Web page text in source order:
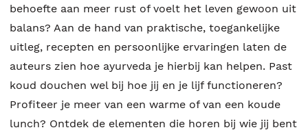
behoefte aan meer rust of voelt het leven gewoon uit
balans? Aan de hand van praktische, toegankelijke
uitleg, recepten en persoonlijke ervaringen laten de
auteurs zien hoe ayurveda je hierbij kan helpen. Past
koud douchen wel bij hoe jij en je lijf functioneren?
Profiteer je meer van een warme of van een koude
lunch? Ontdek de elementen die horen bij wie jij bent